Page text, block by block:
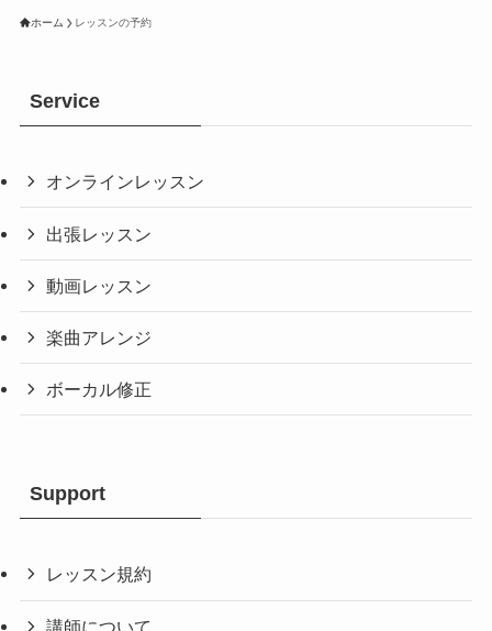
ホーム レッスンの予約
Service
オンラインレッスン
出張レッスン
動画レッスン
楽曲アレンジ
ボーカル修正
Support
レッスン規約
講師について